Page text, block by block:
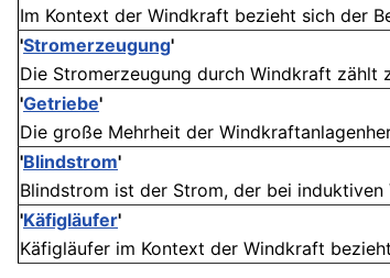
Im Kontext der Windkraft bezieht sich der
'Stromerzeugung'
Die Stromerzeugung durch Windkraft zählt
'Getriebe'
Die große Mehrheit der
'Blindstrom'
Blindstrom ist der Strom, der bei
'Käfigläufer'
Käfigläufer im Kontext der Windkraft